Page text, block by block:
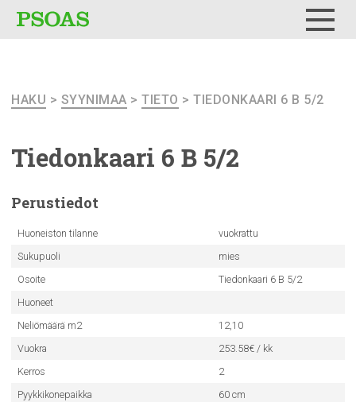
HAKU > SYYNIMAA > TIETO > TIEDONKAARI 6 B 5/2
Tiedonkaari 6 B 5/2
Perustiedot
Huoneiston tilanne
vuokrattu
Sukupuoli
mies
Osoite
Tiedonkaari 6 B 5/2
Huoneet
Neliömäärä m2
12,10
Vuokra
253.58€ / kk
Kerros
2
Pyykkikonepaikka
60 cm